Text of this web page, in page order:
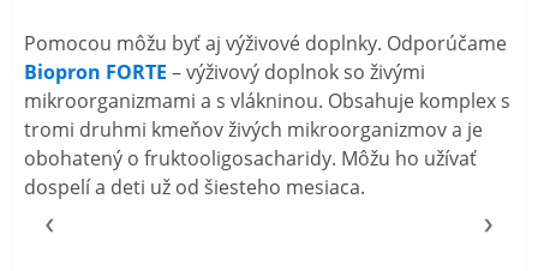
Pomocou môžu byť aj výživové doplnky. Odporúčame
Biopron FORTE – výživový doplnok so živými
mikroorganizmami a s vlákninou. Obsahuje komplex s
tromi druhmi kmeňov živých mikroorganizmov a je
obohatený o fruktooligosacharidy. Môžu ho užívať
dospelí a deti už od šiesteho mesiaca.